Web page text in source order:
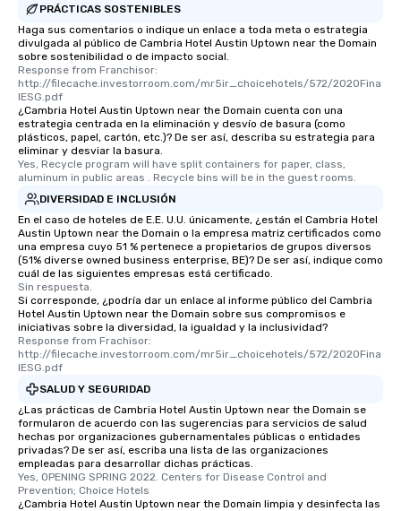
last. It’s an experience that attendees
will reminisce about long after they
leave. Location, Location, Location
One of the best reasons to book is the
convenient and efficient way the
experience is designed. All
restaurants are within an easy
walking distance of each other. The
short stroll allows your group
members a chance to engage in prime
networking opportunities before
heading to the next place on your tour
itinerary. You Get a Dinner and a Show
Our tours offer an exquisite feast plus
entertainment. All tours include a
knowledgeable, professional guide
who leads the group on a walking tour,
offering engaging tidbits and
fascinating stories. Several other
interactive experiences are included
along the way exclusively to our tours,
ensuring there is never a dull moment.
Different Types of Cuisine Our
experiences offer the ability to enjoy
several renowned restaurants in one
convenient outing, including ones you
and your guests might not have
PRÁCTICAS SOSTENIBLES
Haga sus comentarios o indique un enlace a toda meta o estrategia
divulgada al público de Cambria Hotel Austin Uptown near the Domain
sobre sostenibilidad o de impacto social.
Response from Franchisor:
http://filecache.investorroom.com/mr5ir_choicehotels/572/2020Fina
lESG.pdf
¿Cambria Hotel Austin Uptown near the Domain cuenta con una
estrategia centrada en la eliminación y desvío de basura (como
plásticos, papel, cartón, etc.)? De ser así, describa su estrategia para
eliminar y desviar la basura.
Yes, Recycle program will have split containers for paper, class,
aluminum in public areas . Recycle bins will be in the guest rooms.
DIVERSIDAD E INCLUSIÓN
En el caso de hoteles de E.E. U.U. únicamente, ¿están el Cambria Hotel
Austin Uptown near the Domain o la empresa matriz certificados como
una empresa cuyo 51 % pertenece a propietarios de grupos diversos
(51% diverse owned business enterprise, BE)? De ser así, indique como
cuál de las siguientes empresas está certificado.
Sin respuesta.
Si corresponde, ¿podría dar un enlace al informe público del Cambria
Hotel Austin Uptown near the Domain sobre sus compromisos e
iniciativas sobre la diversidad, la igualdad y la inclusividad?
Response from Frachisor:
http://filecache.investorroom.com/mr5ir_choicehotels/572/2020Fina
lESG.pdf
SALUD Y SEGURIDAD
¿Las prácticas de Cambria Hotel Austin Uptown near the Domain se
formularon de acuerdo con las sugerencias para servicios de salud
hechas por organizaciones gubernamentales públicas o entidades
privadas? De ser así, escriba una lista de las organizaciones
empleadas para desarrollar dichas prácticas.
Yes, OPENING SPRING 2022. Centers for Disease Control and
Prevention; Choice Hotels
¿Cambria Hotel Austin Uptown near the Domain limpia y desinfecta las